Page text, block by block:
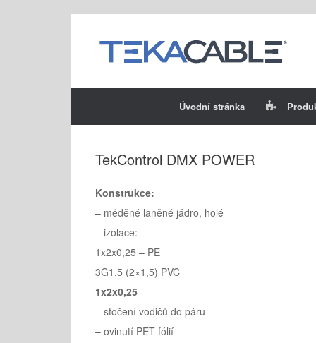
content
Úvodní stránka
TekControl DMX POWER
Konstrukce:
– měděné laněné jádro, holé
– izolace:
1x2x0,25 – PE
3G1,5 (2×1,5) PVC
1x2x0,25
– stočení vodičů do páru
– ovinutí PET fólií